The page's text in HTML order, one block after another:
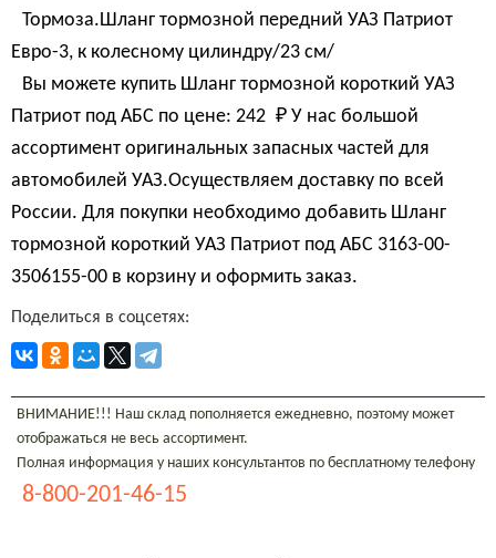
Тормоза.Шланг тормозной передний УАЗ Патриот
Евро-3, к колесному цилиндру/23 см/
Вы можете купить Шланг тормозной короткий УАЗ
Патриот под АБС по цене: 242 ₽ У нас большой
ассортимент оригинальных запасных частей для
автомобилей УАЗ.Осуществляем доставку по всей
России. Для покупки необходимо добавить Шланг
тормозной короткий УАЗ Патриот под АБС 3163-00-
3506155-00 в корзину и оформить заказ.
Поделиться в соцсетях:
ВНИМАНИЕ!!! Наш склад пополняется ежедневно, поэтому может
отображаться не весь ассортимент.
Полная информация у наших консультантов по бесплатному телефону
8-800-201-46-15